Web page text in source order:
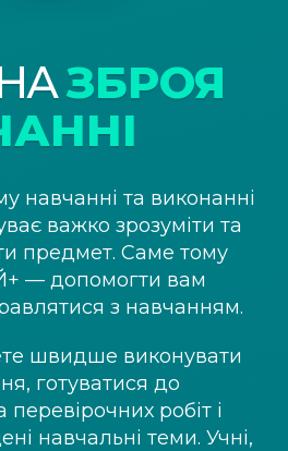
ЗБРОЯ
навчанні та виконанні
важко зрозуміти та
предмет. Саме тому
— допомогти вам
з навчанням.
швидше виконувати
готуватися до
перевірочних робіт і
навчальні теми. Учні,